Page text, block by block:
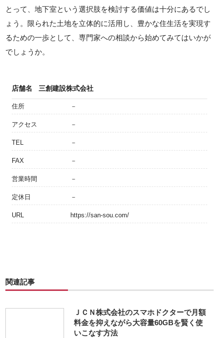
とって、地下室という選択肢を検討する価値は十分にあるでし
ょう。限られた土地を立体的に活用し、豊かな住生活を実現す
るための一歩として、専門家への相談から始めてみてはいかが
でしょうか。
店舗名 三創建設株式会社
住所 －
アクセス －
TEL －
FAX －
営業時間 －
定休日 －
URL https://san-sou.com/
関連記事
ＪＣＮ株式会社のスマホドクターで月額
料金を抑えながら大容量60GBを賢く使
いこなす方法